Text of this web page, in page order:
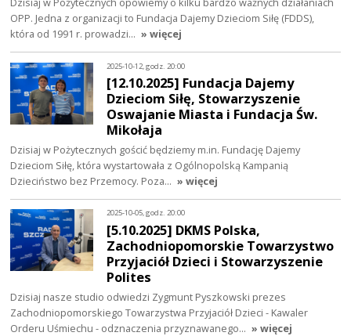
OPP. Jedna z organizacji to Fundacja Dajemy Dzieciom Siłę (FDDS),
która od 1991 r. prowadzi… » więcej
2025-10-12, godz. 20:00
[12.10.2025] Fundacja Dajemy
Dzieciom Siłę, Stowarzyszenie
Oswajanie Miasta i Fundacja Św.
Mikołaja
Dzisiaj w Pożytecznych gościć będziemy m.in. Fundację Dajemy
Dzieciom Siłę, która wystartowała z Ogólnopolską Kampanią
Dzieciństwo bez Przemocy. Poza… » więcej
2025-10-05, godz. 20:00
[5.10.2025] DKMS Polska,
Zachodniopomorskie Towarzystwo
Przyjaciół Dzieci i Stowarzyszenie
Polites
Dzisiaj nasze studio odwiedzi Zygmunt Pyszkowski prezes
Zachodniopomorskiego Towarzystwa Przyjaciół Dzieci - Kawaler
Orderu Uśmiechu - odznaczenia przyznawanego… » więcej